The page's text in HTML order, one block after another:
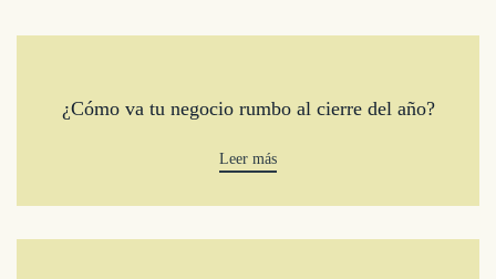
¿Cómo va tu negocio rumbo al cierre del año?
Leer más